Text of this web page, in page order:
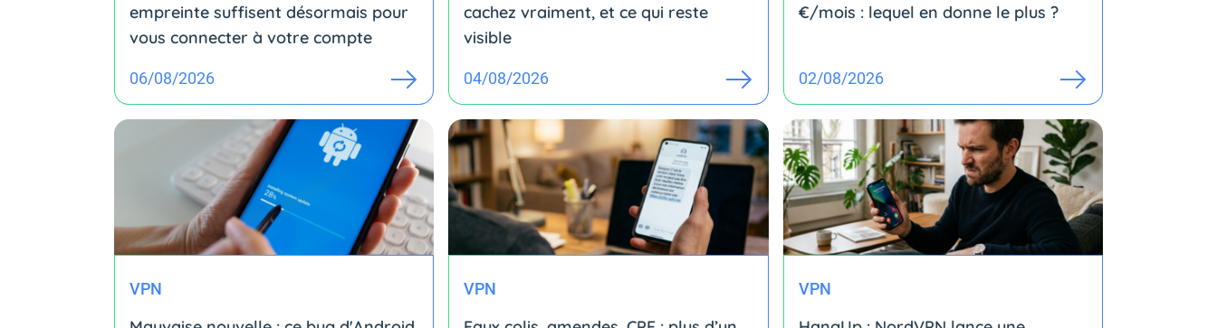
empreinte suffisent désormais pour
vous connecter à votre compte
06/08/2026
cachez vraiment, et ce qui reste
visible
04/08/2026
€/mois : lequel en donne le plus ?
02/08/2026
VPN VPN VPN